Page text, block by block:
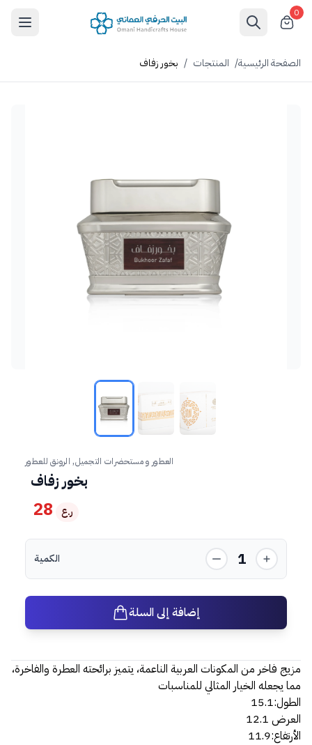
0
الصفحة الرئيسية/ المنتجات / بخور زفاف
العطور و مستحضرات التجميل, الرونق للعطور
بخور زفاف
28 ر.ع
الكمية 1
إضافة إلى السلة
مزيج فاخر من المكونات العربية الناعمة، يتميز برائحته العطرة والفاخرة،
مما يجعله الخيار المثالي للمناسبات
الطول:15.1
العرض 12.1
الأرتفاع:11.9